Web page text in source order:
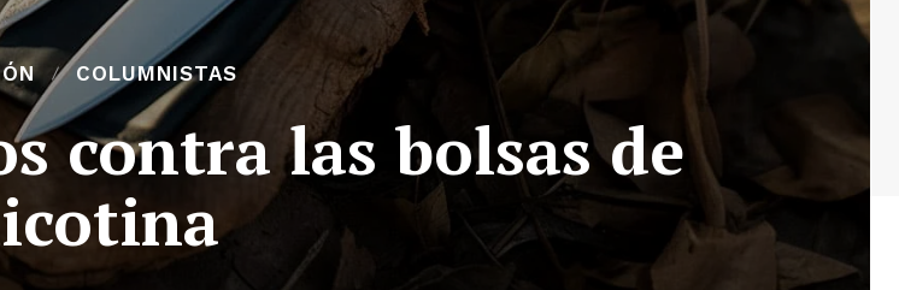
COLUMNISTAS
contra las bolsas de